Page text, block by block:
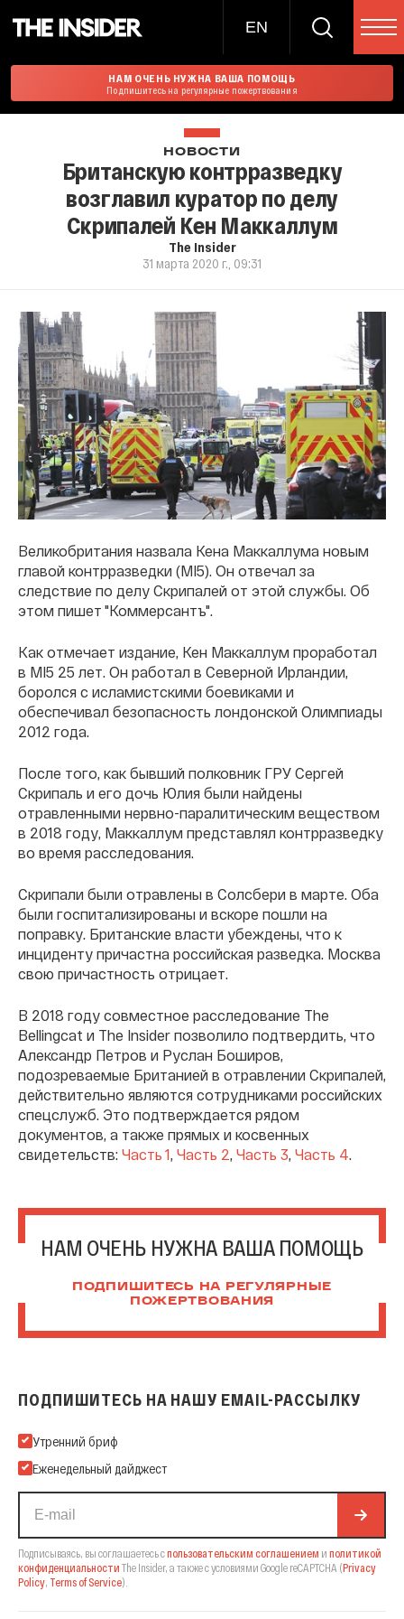
EN
НАМ ОЧЕНЬ НУЖНА ВАША ПОМОЩЬ
Подпишитесь на регулярные пожертвования
НОВОСТИ
Британскую контрразведку
возглавил куратор по делу
Скрипалей Кен Маккаллум
The Insider
31 марта 2020 г., 09:31
Великобритания назвала Кена Маккаллума новым
главой контрразведки (MI5). Он отвечал за
следствие по делу Скрипалей от этой службы. Об
этом пишет "Коммерсантъ".
Как отмечает издание, Кен Маккаллум проработал
в MI5 25 лет. Он работал в Северной Ирландии,
боролся с исламистскими боевиками и
обеспечивал безопасность лондонской Олимпиады
2012 года.
После того, как бывший полковник ГРУ Сергей
Скрипаль и его дочь Юлия были найдены
отравленными нервно-паралитическим веществом
в 2018 году, Маккаллум представлял контрразведку
во время расследования.
Скрипали были отравлены в Солсбери в марте. Оба
были госпитализированы и вскоре пошли на
поправку. Британские власти убеждены, что к
инциденту причастна российская разведка. Москва
свою причастность отрицает.
В 2018 году совместное расследование The
Bellingcat и The Insider позволило подтвердить, что
Александр Петров и Руслан Боширов,
подозреваемые Британией в отравлении Скрипалей,
действительно являются сотрудниками российских
спецслужб. Это подтверждается рядом
документов, а также прямых и косвенных
свидетельств: Часть 1 Часть 2 Часть 3 Часть 4
НАМ ОЧЕНЬ НУЖНА ВАША ПОМОЩЬ
ПОДПИШИТЕСЬ НА РЕГУЛЯРНЫЕ
ПОЖЕРТВОВАНИЯ
ПОДПИШИТЕСЬ НА НАШУ EMAIL-РАССЫЛКУ
Подпишитесь на нашу Email-рассылку
Утренний бриф
Еженедельный дайджест
Подписываясь, вы соглашаетесь спользовательским соглашением и политикой
конфиденциальности The Insider, а также с условиями Google reCAPTCHA (Privacy
Policy Terms of Service).